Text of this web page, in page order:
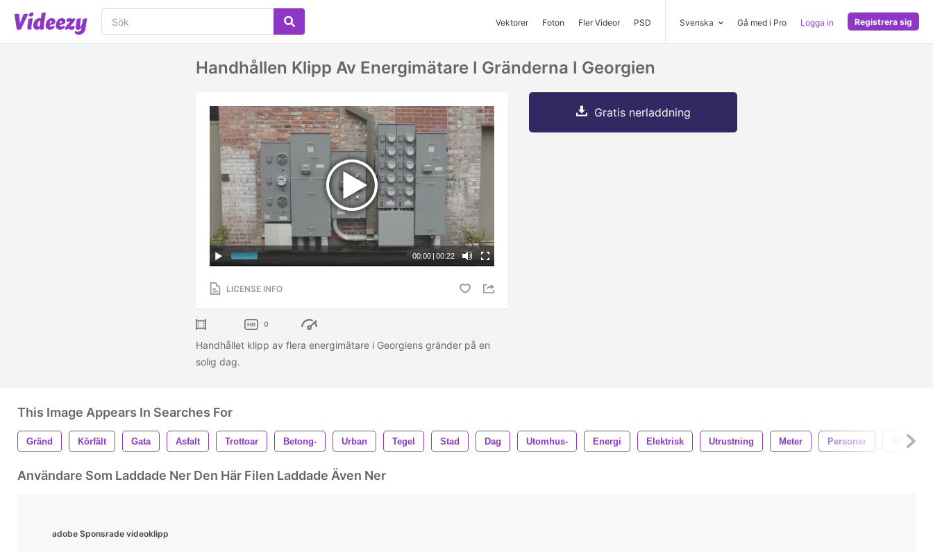
Vektorer Foton Fler Videor PSD Svenska Gå med i Pro Logga in Registrera sig
Handhållen Klipp Av Energimätare I Gränderna I Georgien
00:00 | 00:22
LICENSE INFO
0
Handhållet klipp av flera energimätare i Georgiens gränder på en
solig dag.
Gratis nerladdning
This Image Appears In Searches For
Gränd Körfält Gata Asfalt Trottoar Betong- Urban Tegel Stad Dag Utomhus- Energi Elektrisk Utrustning Meter Personer
Användare Som Laddade Ner Den Här Filen Laddade Även Ner
adobe Sponsrade videoklipp